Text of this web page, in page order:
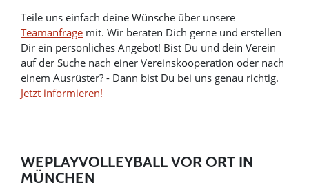
Teile uns einfach deine Wünsche über unsere
Teamanfrage mit. Wir beraten Dich gerne und erstellen
Dir ein persönliches Angebot! Bist Du und dein Verein
auf der Suche nach einer Vereinskooperation oder nach
einem Ausrüster? - Dann bist Du bei uns genau richtig.
Jetzt informieren!
WEPLAYVOLLEYBALL VOR ORT IN
MÜNCHEN